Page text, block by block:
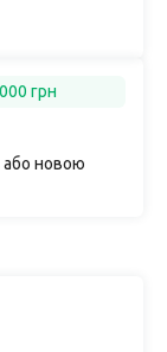
новою
грн